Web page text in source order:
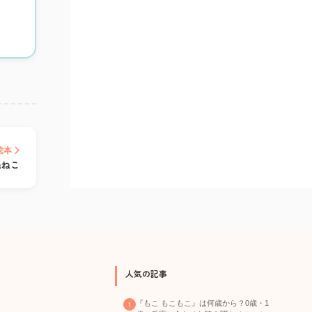
本
こ
人気の記事
『もこ もこもこ』は何歳から？0歳・1